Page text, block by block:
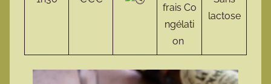
frais Co
ngélati
on
lactose